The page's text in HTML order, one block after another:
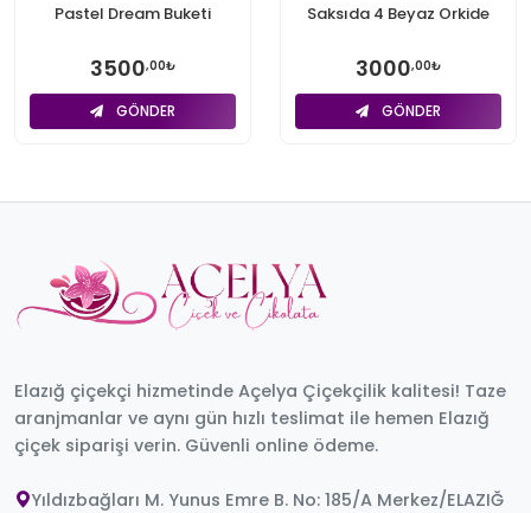
Pastel Dream Buketi
3500,00₺
GÖNDER
Saksıda 4 Beyaz Orkide
3000,00₺
GÖNDER
Elazığ çiçekçi hizmetinde Açelya Çiçekçilik kalitesi! Taze
aranjmanlar ve aynı gün hızlı teslimat ile hemen Elazığ
çiçek siparişi verin. Güvenli online ödeme.
Yıldızbağları M. Yunus Emre B. No: 185/A Merkez/ELAZIĞ